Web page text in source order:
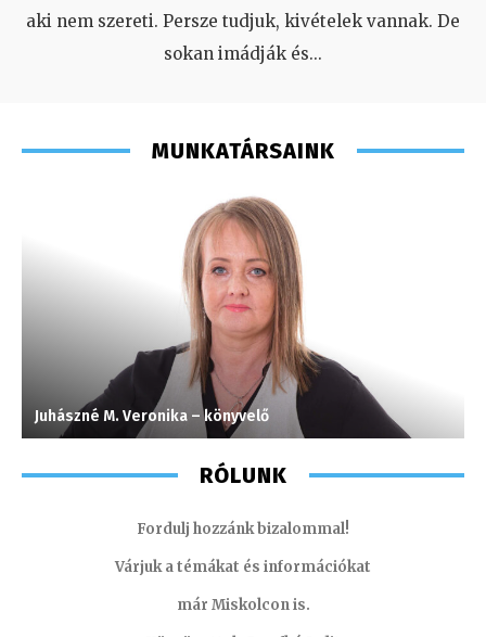
aki nem szereti. Persze tudjuk, kivételek vannak. De
sokan imádják és...
MUNKATÁRSAINK
Juhászné M. Veronika – könyvelő
RÓLUNK
Fordulj hozzánk bizalommal!
Várjuk a témákat és információkat
már Miskolcon is.